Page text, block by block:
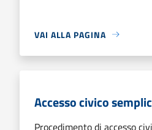
VAI ALLA PAGINA
Accesso civico
Procedimento di accesso